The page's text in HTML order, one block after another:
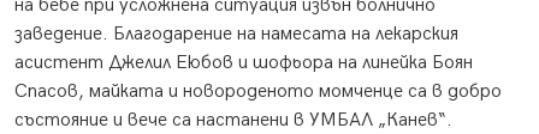
на бебе при усложнена ситуация извън болнично
заведение. Благодарение на намесата на лекарския
асистент Джелил Еюбов и шофьора на линейка Боян
Спасов, майката и новороденото момченце са в добро
състояние и вече са настанени в УМБАЛ „Канев“.